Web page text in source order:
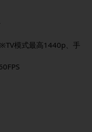
模式最高1440p、手